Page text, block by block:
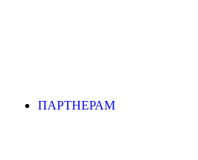
ПАРТНЕРАМ